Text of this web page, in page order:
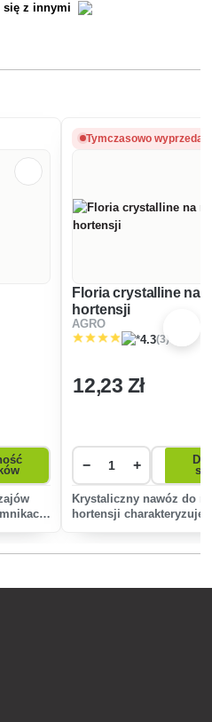
się z innymi
Tymczasowo
Floria crystalline na
hortensji
AGRO
4.3(3)
12,23 Zł
− +
Krystaliczny nawóz do
hortensji charakteryzuje